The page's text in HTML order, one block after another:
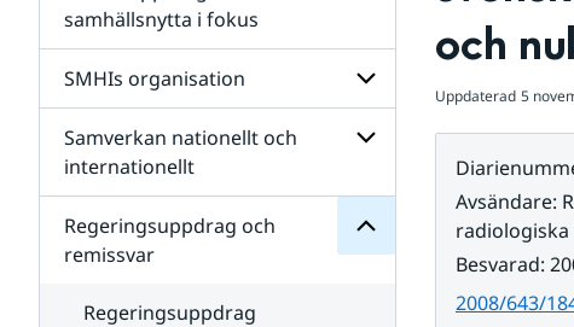
samhällsnytta i fokus
SMHIs organisation
Undersidor
organisation
Samverkan nationellt och
internationellt
Undersidor
för
internationellt
Regeringsuppdrag och
remissvar
för
Regeringsuppdrag
remissvar
Regeringsuppdrag
och
Uppdaterad 5
Avsändare:
Besvarad:
2008/643/